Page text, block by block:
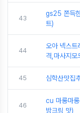
43
gs25 쫀득
트)
44
오아 넥스트
격,마사지모
45 심학산맛집
46
cu 마롱마롱
밤크림 맛)